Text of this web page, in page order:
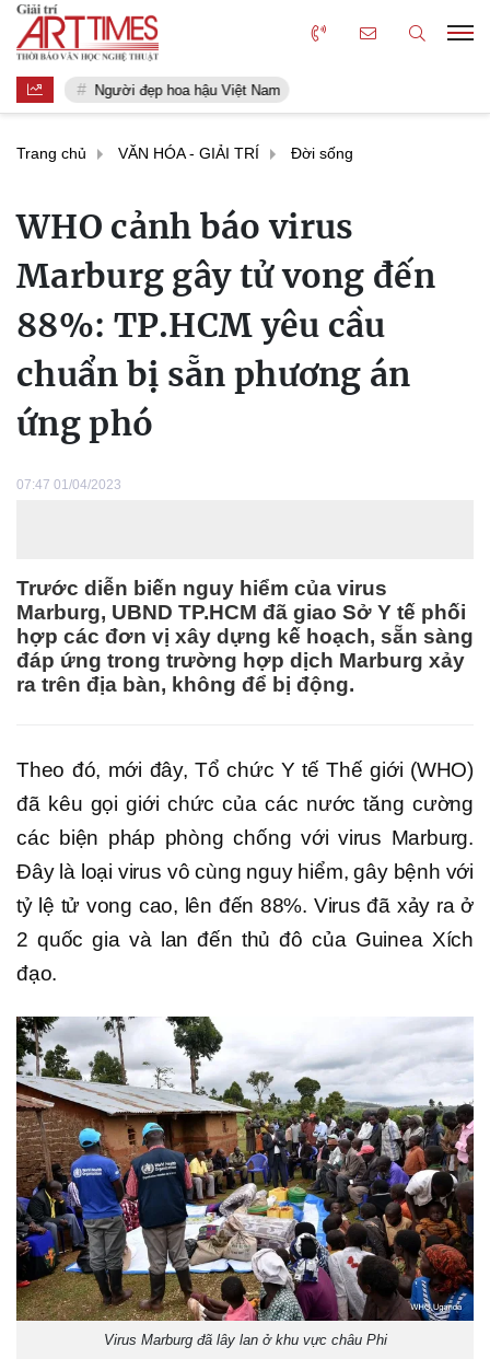
Người đẹp hoa hậu Việt Nam
Trang chủ VĂN HÓA - GIẢI TRÍ Đời sống
WHO cảnh báo virus
Marburg gây tử vong đến
88%: TP.HCM yêu cầu
chuẩn bị sẵn phương án
ứng phó
07:47 01/04/2023
Trước diễn biến nguy hiểm của virus
Marburg, UBND TP.HCM đã giao Sở Y tế phối
hợp các đơn vị xây dựng kế hoạch, sẵn sàng
đáp ứng trong trường hợp dịch Marburg xảy
ra trên địa bàn, không để bị động.
Theo đó, mới đây, Tổ chức Y tế Thế giới (WHO)
đã kêu gọi giới chức của các nước tăng cường
các biện pháp phòng chống với virus Marburg.
Đây là loại virus vô cùng nguy hiểm, gây bệnh với
tỷ lệ tử vong cao, lên đến 88%. Virus đã xảy ra ở
2 quốc gia và lan đến thủ đô của Guinea Xích
đạo.
Virus Marburg đã lây lan ở khu vực châu Phi